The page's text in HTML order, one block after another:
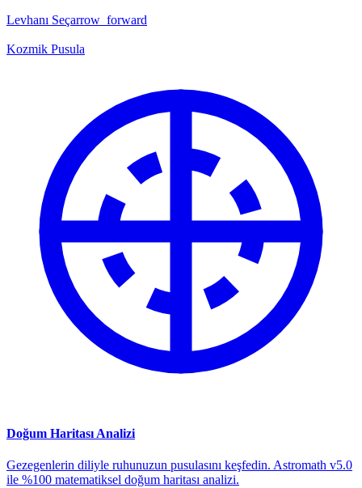
Levhanı Seçarrow_forward
Kozmik Pusula
Doğum Haritası Analizi
Gezegenlerin diliyle ruhunuzun pusulasını keşfedin. Astromath v5.0
ile %100 matematiksel doğum haritası analizi.